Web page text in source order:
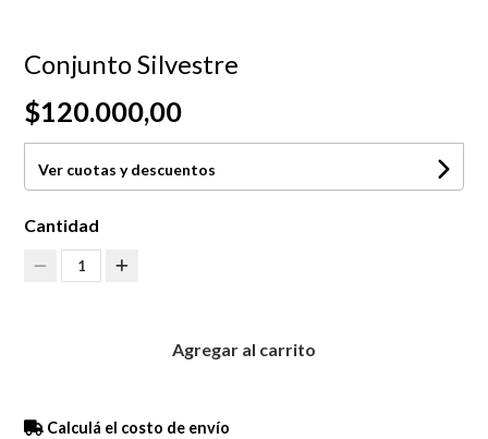
Conjunto Silvestre
$120.000,00
Ver cuotas y descuentos
Cantidad
1
Agregar al carrito
Calculá el costo de envío